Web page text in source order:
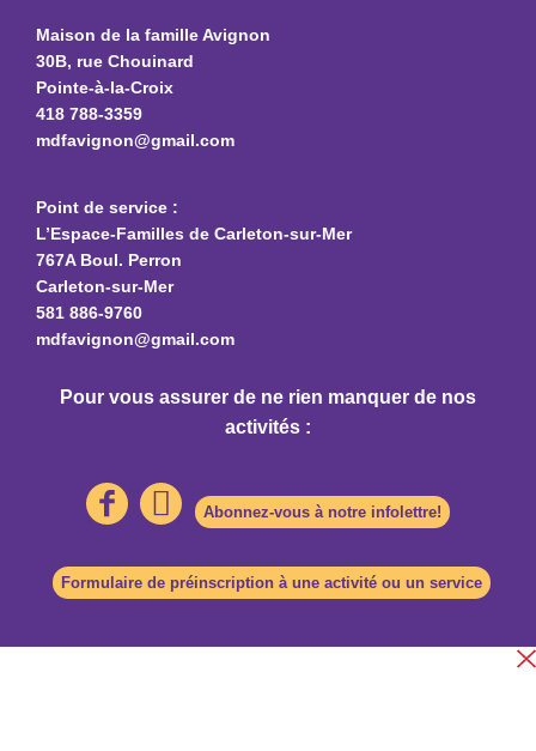
Maison de la famille Avignon
30B, rue Chouinard
Pointe-à-la-Croix
418 788-3359
mdfavignon@gmail.com
Point de service :
L’Espace-Familles de Carleton-sur-Mer
767A Boul. Perron
Carleton-sur-Mer
581 886-9760
mdfavignon@gmail.com
Pour vous assurer de ne rien manquer de nos
activités :
Abonnez-vous à notre infolettre!
Formulaire de préinscription à une activité ou un service